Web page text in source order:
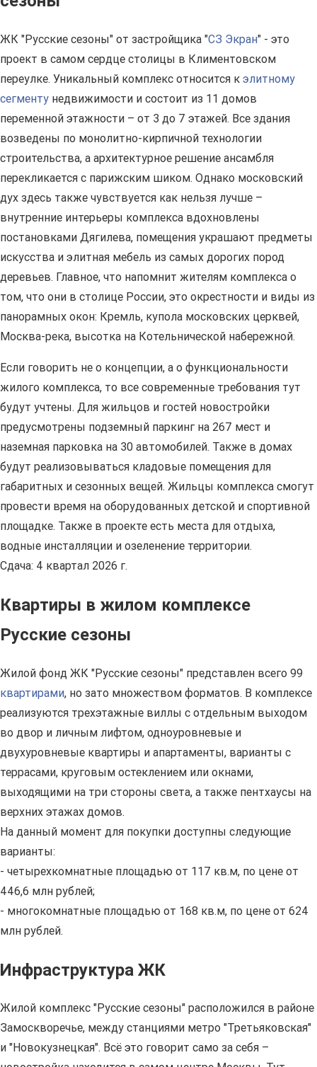
ЖК "Русские сезоны" от застройщика "СЗ Экран" - это
проект в самом сердце столицы в Климентовском
переулке. Уникальный комплекс относится к элитному
сегменту недвижимости и состоит из 11 домов
переменной этажности – от 3 до 7 этажей. Все здания
возведены по монолитно-кирпичной технологии
строительства, а архитектурное решение ансамбля
перекликается с парижским шиком. Однако московский
дух здесь также чувствуется как нельзя лучше –
внутренние интерьеры комплекса вдохновлены
постановками Дягилева, помещения украшают предметы
искусства и элитная мебель из самых дорогих пород
деревьев. Главное, что напомнит жителям комплекса о
том, что они в столице России, это окрестности и виды из
панорамных окон: Кремль, купола московских церквей,
Москва-река, высотка на Котельнической набережной.
Если говорить не о концепции, а о функциональности
жилого комплекса, то все современные требования тут
будут учтены. Для жильцов и гостей новостройки
предусмотрены подземный паркинг на 267 мест и
наземная парковка на 30 автомобилей. Также в домах
будут реализовываться кладовые помещения для
габаритных и сезонных вещей. Жильцы комплекса смогут
провести время на оборудованных детской и спортивной
площадке. Также в проекте есть места для отдыха,
водные инсталляции и озеленение территории.
Сдача: 4 квартал 2026 г.
Квартиры в жилом комплексе
Русские сезоны
Жилой фонд ЖК "Русские сезоны" представлен всего 99
квартирами, но зато множеством форматов. В комплексе
реализуются трехэтажные виллы с отдельным выходом
во двор и личным лифтом, одноуровневые и
двухуровневые квартиры и апартаменты, варианты с
террасами, круговым остеклением или окнами,
выходящими на три стороны света, а также пентхаусы на
верхних этажах домов.
На данный момент для покупки доступны следующие
варианты:
- четырехкомнатные площадью от 117 кв.м, по цене от
446,6 млн рублей;
- многокомнатные площадью от 168 кв.м, по цене от 624
млн рублей.
Инфраструктура ЖК
Жилой комплекс "Русские сезоны" расположился в районе
Замоскворечье, между станциями метро "Третьяковская"
и "Новокузнецкая". Всё это говорит само за себя –